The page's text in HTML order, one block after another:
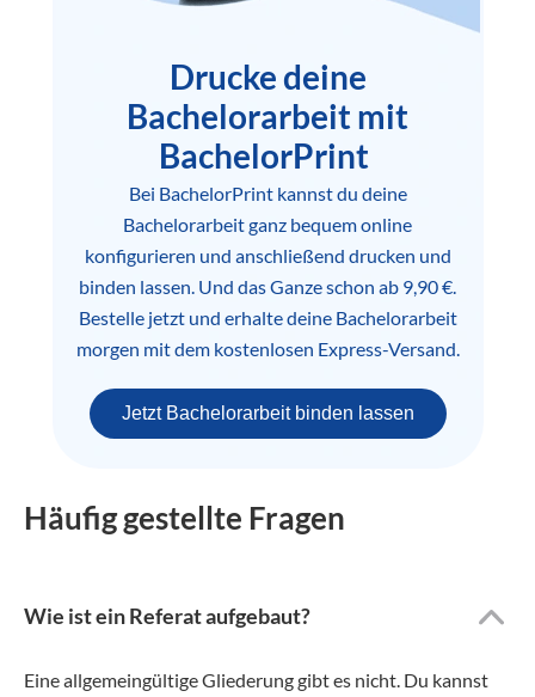
Drucke deine
Bachelorarbeit mit
BachelorPrint
Bei BachelorPrint kannst du deine
Bachelorarbeit ganz bequem online
konfigurieren und anschließend drucken und
binden lassen. Und das Ganze schon ab 9,90 €.
Bestelle jetzt und erhalte deine Bachelorarbeit
morgen mit dem kostenlosen Express-Versand.
Jetzt Bachelorarbeit binden lassen
Häufig gestellte Fragen
Wie ist ein Referat aufgebaut?
Eine allgemeingültige Gliederung gibt es nicht. Du kannst